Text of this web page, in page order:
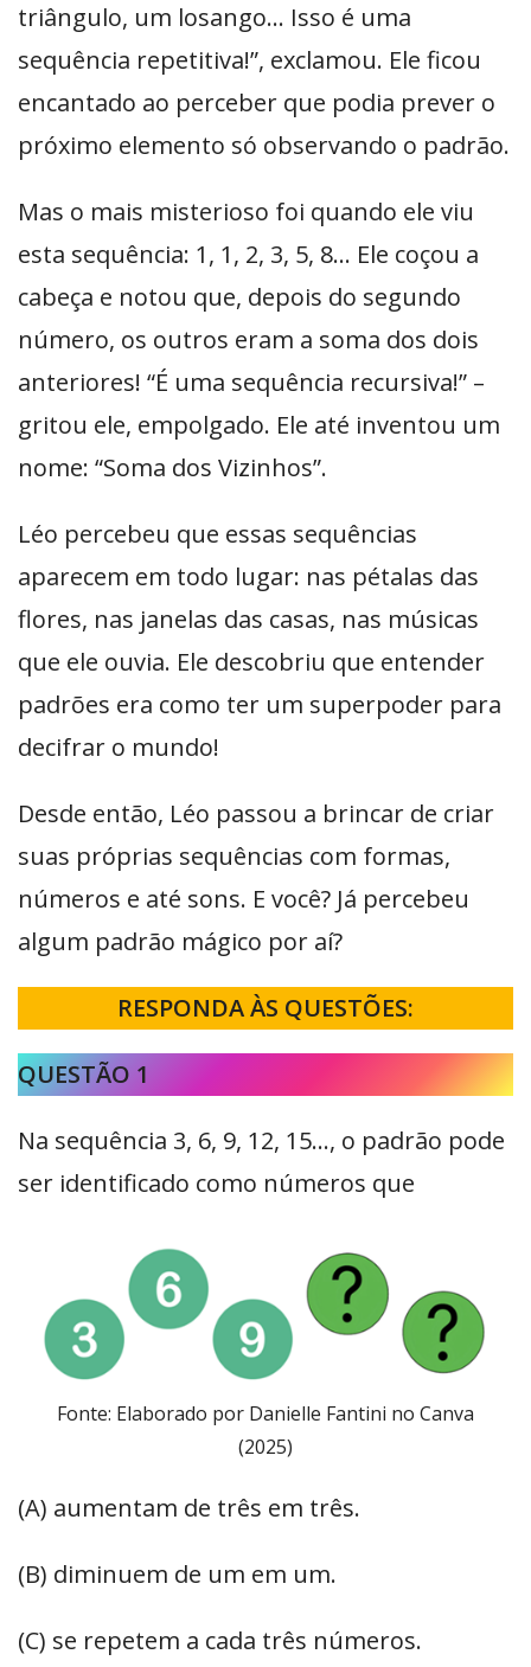
triângulo, um losango… Isso é uma
sequência repetitiva!”, exclamou. Ele ficou
encantado ao perceber que podia prever o
próximo elemento só observando o padrão.
Mas o mais misterioso foi quando ele viu
esta sequência: 1, 1, 2, 3, 5, 8… Ele coçou a
cabeça e notou que, depois do segundo
número, os outros eram a soma dos dois
anteriores! “É uma sequência recursiva!” –
gritou ele, empolgado. Ele até inventou um
nome: “Soma dos Vizinhos”.
Léo percebeu que essas sequências
aparecem em todo lugar: nas pétalas das
flores, nas janelas das casas, nas músicas
que ele ouvia. Ele descobriu que entender
padrões era como ter um superpoder para
decifrar o mundo!
Desde então, Léo passou a brincar de criar
suas próprias sequências com formas,
números e até sons. E você? Já percebeu
algum padrão mágico por aí?
RESPONDA ÀS QUESTÕES:
QUESTÃO 1
Na sequência 3, 6, 9, 12, 15…, o padrão pode
ser identificado como números que
Fonte: Elaborado por Danielle Fantini no Canva
(2025)
(A) aumentam de três em três.
(B) diminuem de um em um.
(C) se repetem a cada três números.